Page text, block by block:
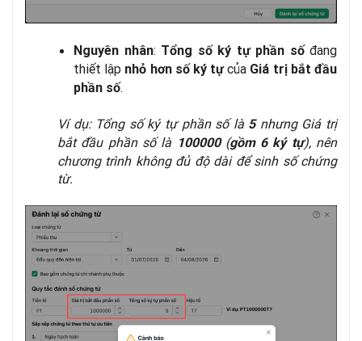
Nguyên nhân: Tổng số ký tự phần sốđang
thiết lập nhỏ hơn số ký tựcủa Giá trị bắt đầu
phần số.
Ví dụ: Tổng số ký tự phần số là 5nhưng Giá trị
bắt đầu phần số là 100000(gồm 6 ký tự), nên
chương trình không đủ độ dài để sinh số chứng
từ.